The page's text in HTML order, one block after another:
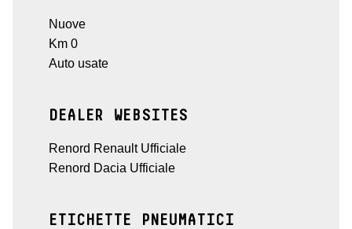
Nuove
Km 0
Auto usate
DEALER WEBSITES
Renord Renault Ufficiale
Renord Dacia Ufficiale
ETICHETTE PNEUMATICI